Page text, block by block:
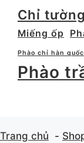
Chỉ tường
Miếng ốp
Phào chỉ hàn quốc
Phào
Trang chủ